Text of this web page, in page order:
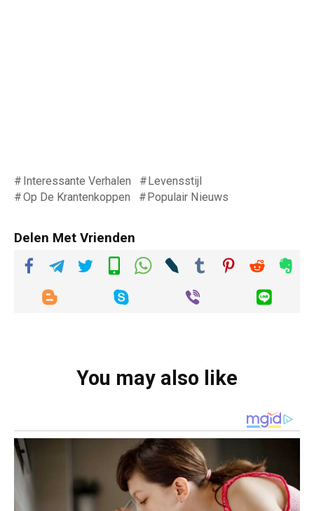
Interessante Verhalen
Levensstijl
Op De Krantenkoppen
Populair Nieuws
Delen Met Vrienden
You may also like